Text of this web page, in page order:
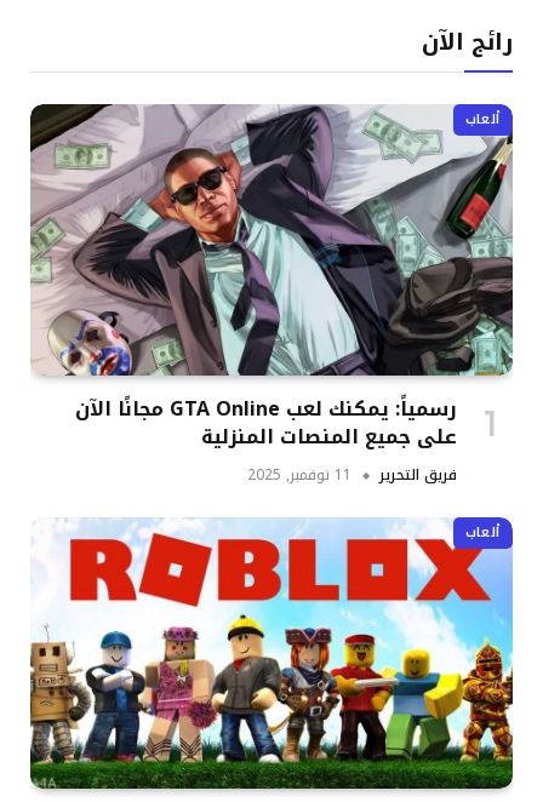
رائج الآن
ألعاب
رسمياً: يمكنك لعب GTA Online مجانًا الآن
على جميع المنصات المنزلية
فريق التحرير 11 نوفمبر, 2025
ألعاب